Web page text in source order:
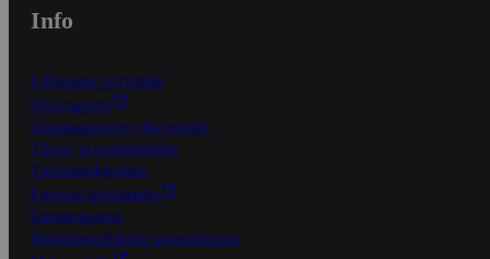
Info
S-Business yrityksille
Oiva-raportit
Osuuskauppojen yhteystiedot
Tilaus- ja toimitusehdot
Tietosuojakäytäntö
Palvelun käyttöehdot
Saavutettavuus
Mobiilisovelluksen saavutettavuus